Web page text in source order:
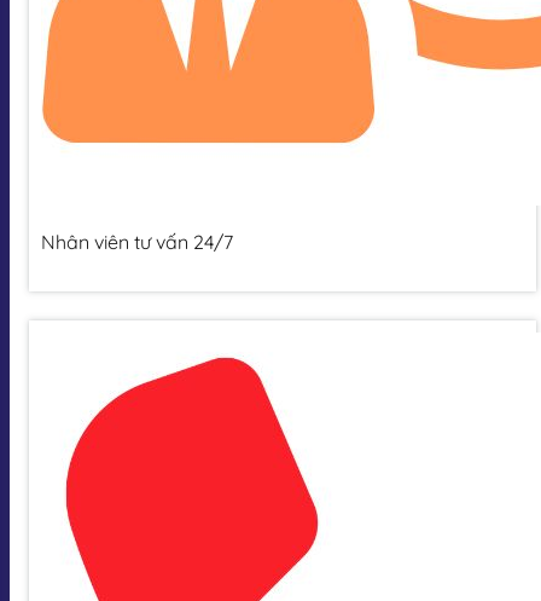
Nhân viên tư vấn 24/7